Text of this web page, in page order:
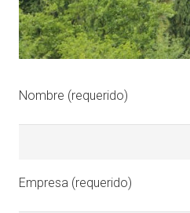
Nombre (requerido)
Empresa (requerido)